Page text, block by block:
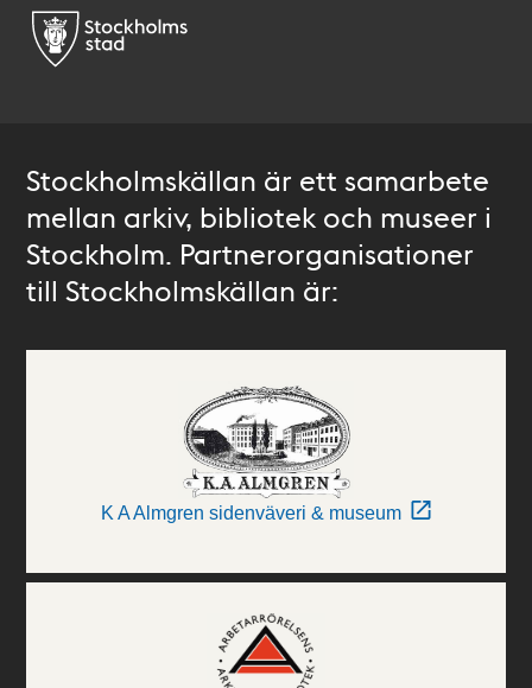
Stockholmskällan är ett samarbete
mellan arkiv, bibliotek och museer i
Stockholm. Partnerorganisationer
till Stockholmskällan är:
K A Almgren sidenväveri & museum